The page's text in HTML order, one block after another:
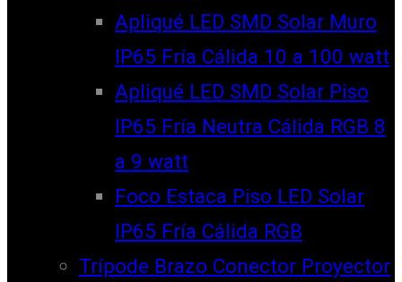
Apliqué LED SMD Solar Muro
IP65 Fría Cálida 10 a 100 watt
Apliqué LED SMD Solar Piso
IP65 Fría Neutra Cálida RGB 8
a 9 watt
Foco Estaca Piso LED Solar
IP65 Fría Cálida RGB
Trípode Brazo Conector Proyector